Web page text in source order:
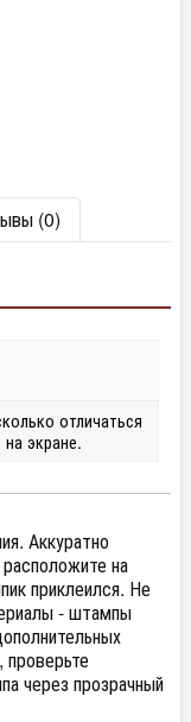
(0)
отличаться
экране.
Аккуратно
на
приклеился. Не
- штампы
через прозрачный